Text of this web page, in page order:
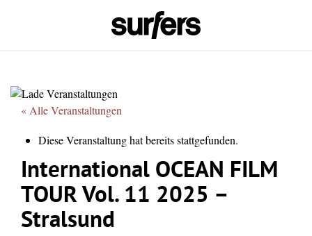
« Alle Veranstaltungen
Diese Veranstaltung hat bereits stattgefunden.
International OCEAN FILM
TOUR Vol. 11 2025 –
Stralsund